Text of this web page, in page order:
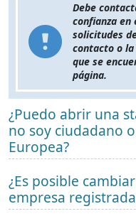
Debe
confianza en
solicitudes
contacto o
que se
página.
¿Puedo abrir una
no soy ciudadano
Europea?
¿Es posible
empresa